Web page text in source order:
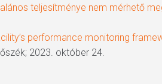
teljesítménye nem mérhető
performance monitoring
2023. október 24.